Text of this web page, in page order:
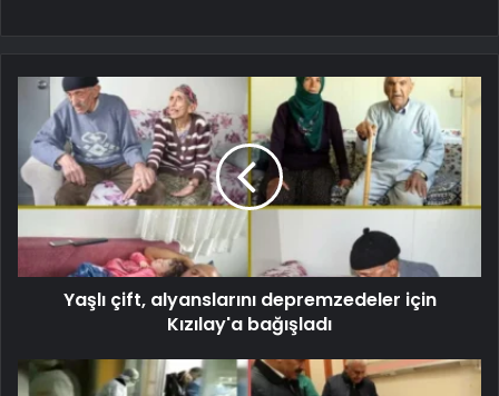
Yaşlı çift, alyanslarını depremzedeler için
Kızılay'a bağışladı